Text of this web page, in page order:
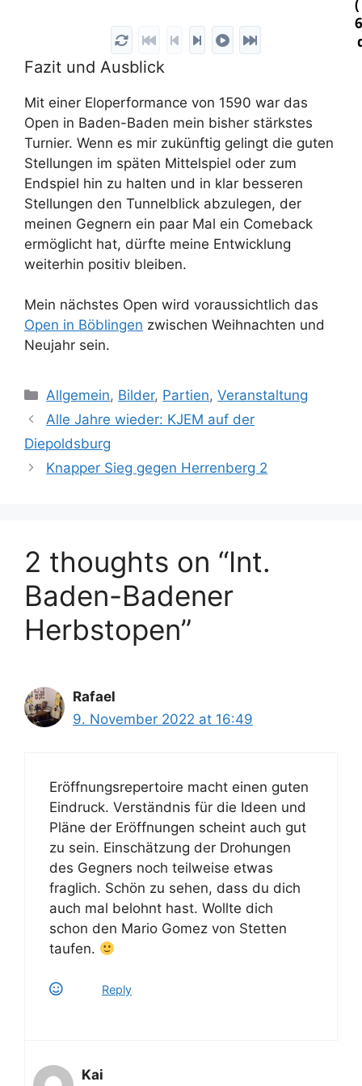
Fazit und Ausblick
Mit einer Eloperformance von 1590 war das
Open in Baden-Baden mein bisher stärkstes
Turnier. Wenn es mir zukünftig gelingt die guten
Stellungen im späten Mittelspiel oder zum
Endspiel hin zu halten und in klar besseren
Stellungen den Tunnelblick abzulegen, der
meinen Gegnern ein paar Mal ein Comeback
ermöglicht hat, dürfte meine Entwicklung
weiterhin positiv bleiben.
Mein nächstes Open wird voraussichtlich das
Open in Böblingen zwischen Weihnachten und
Neujahr sein.
Categories
Allgemein, Bilder, Partien,Veranstaltung
Alle Jahre wieder: KJEM auf der
Diepoldsburg
Knapper Sieg gegen Herrenberg 2
2 thoughts on “Int.
Baden-Badener
Herbstopen”
Rafael
9. November 2022 at 16:49
Eröffnungsrepertoire macht einen guten
Eindruck. Verständnis für die Ideen und
Pläne der Eröffnungen scheint auch gut
zu sein. Einschätzung der Drohungen
des Gegners noch teilweise etwas
fraglich. Schön zu sehen, dass du dich
auch mal belohnt hast. Wollte dich
schon den Mario Gomez von Stetten
taufen.
Reply
Kai